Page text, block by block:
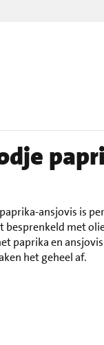
ansjovis is
met
paprika en
het geheel af.